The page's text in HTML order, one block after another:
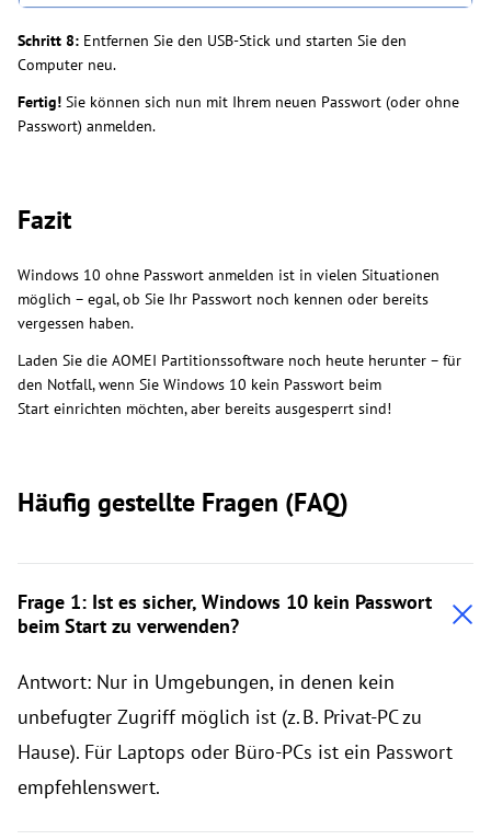
Schritt 8: Entfernen Sie den USB-Stick und starten Sie den
Computer neu.
Fertig! Sie können sich nun mit Ihrem neuen Passwort (oder ohne
Passwort) anmelden.
Fazit
Windows 10 ohne Passwort anmelden ist in vielen Situationen
möglich – egal, ob Sie Ihr Passwort noch kennen oder bereits
vergessen haben.
Laden Sie die AOMEI Partitionssoftware noch heute herunter – für
den Notfall, wenn Sie Windows 10 kein Passwort beim
Start einrichten möchten, aber bereits ausgesperrt sind!
Häufig gestellte Fragen (FAQ)
Frage 1: Ist es sicher, Windows 10 kein Passwort
beim Start zu verwenden?
Antwort: Nur in Umgebungen, in denen kein
unbefugter Zugriff möglich ist (z. B. Privat-PC zu
Hause). Für Laptops oder Büro-PCs ist ein Passwort
empfehlenswert.